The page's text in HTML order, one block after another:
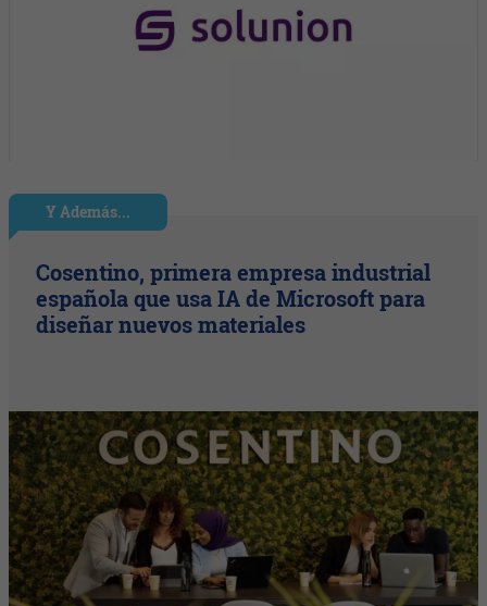
Y Además...
Cosentino, primera empresa industrial
española que usa IA de Microsoft para
diseñar nuevos materiales